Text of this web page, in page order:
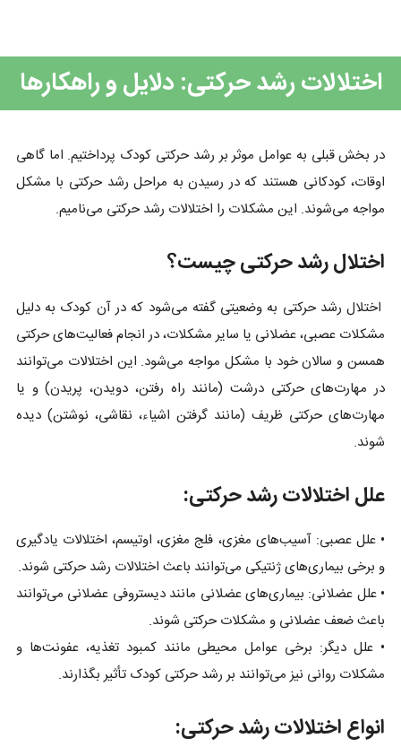
اختلالات رشد حرکتی: دلایل و راهکارها
در بخش قبلی به عوامل موثر بر رشد حرکتی کودک پرداختیم. اما گاهی
اوقات، کودکانی هستند که در رسیدن به مراحل رشد حرکتی با مشکل
مواجه می‌شوند. این مشکلات را اختلالات رشد حرکتی می‌نامیم.
اختلال رشد حرکتی چیست؟
اختلال رشد حرکتی به وضعیتی گفته می‌شود که در آن کودک به دلیل
مشکلات عصبی، عضلانی یا سایر مشکلات، در انجام فعالیت‌های حرکتی
همسن و سالان خود با مشکل مواجه می‌شود. این اختلالات می‌توانند
در مهارت‌های حرکتی درشت (مانند راه رفتن، دویدن، پریدن) و یا
مهارت‌های حرکتی ظریف (مانند گرفتن اشیاء، نقاشی، نوشتن) دیده
شوند.
علل اختلالات رشد حرکتی:
• علل عصبی: آسیب‌های مغزی، فلج مغزی، اوتیسم، اختلالات یادگیری
و برخی بیماری‌های ژنتیکی می‌توانند باعث اختلالات رشد حرکتی شوند.
• علل عضلانی: بیماری‌های عضلانی مانند دیستروفی عضلانی می‌توانند
باعث ضعف عضلانی و مشکلات حرکتی شوند.
• علل دیگر: برخی عوامل محیطی مانند کمبود تغذیه، عفونت‌ها و
مشکلات روانی نیز می‌توانند بر رشد حرکتی کودک تأثیر بگذارند.
انواع اختلالات رشد حرکتی: